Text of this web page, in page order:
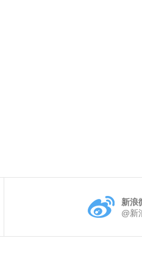
新浪
@新